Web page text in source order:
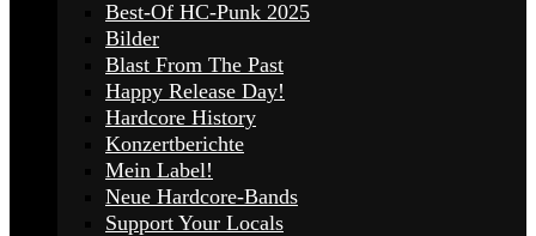
Best-Of HC-Punk 2025
Bilder
Blast From The Past
Happy Release Day!
Hardcore History
Konzertberichte
Mein Label!
Neue Hardcore-Bands
Support Your Locals